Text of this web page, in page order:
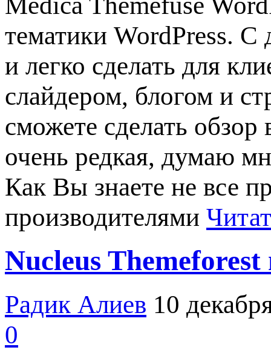
тематики WordPress.
и легко сделать для
слайдером, блогом и
сможете сделать
очень редкая, думаю
Как Вы знаете не все
производителями
Nucleus
Радик Алиев 10
0